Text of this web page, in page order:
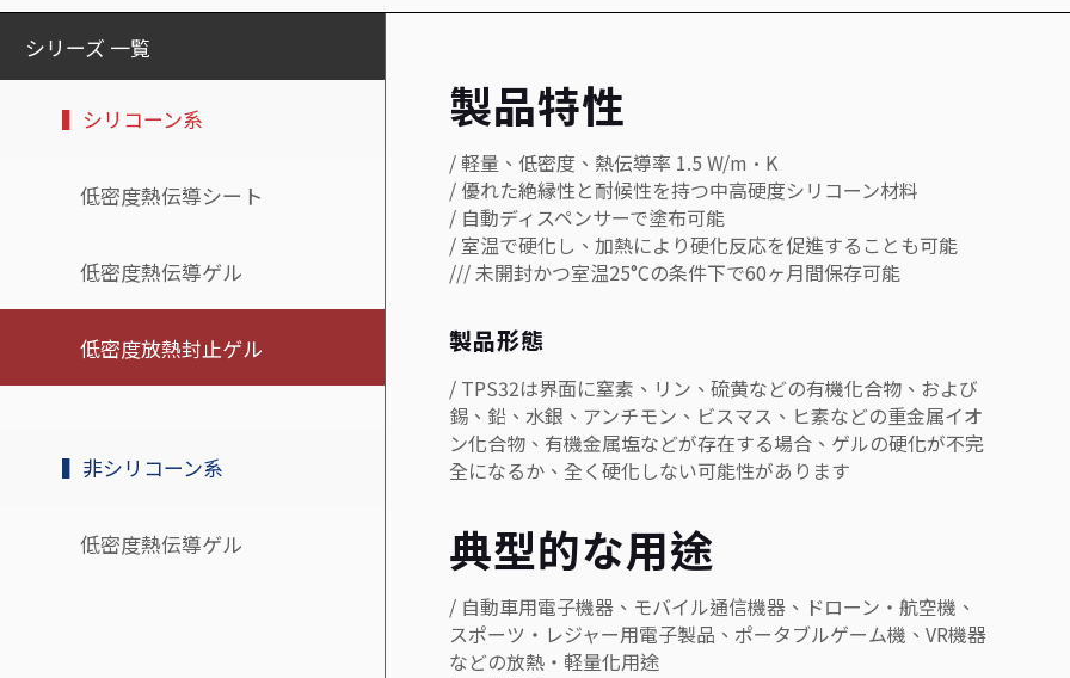
シリーズ 一覧
▍シリコーン系
低密度熱伝導シート
低密度熱伝導ゲル
低密度放熱封止ゲル
▍非シリコーン系
低密度熱伝導ゲル
製品特性
/ 軽量、低密度、熱伝導率 1.5 W/m·K
/ 優れた絶縁性と耐候性を持つ中高硬度シリコーン材料
/ 自動ディスペンサーで塗布可能
/ 室温で硬化し、加熱により硬化反応を促進することも可能
/// 未開封かつ室温25°Cの条件下で60ヶ月間保存可能
製品形態
/ TPS32は界面に窒素、リン、硫黄などの有機化合物、および
錫、鉛、水銀、アンチモン、ビスマス、ヒ素などの重金属イオ
ン化合物、有機金属塩などが存在する場合、ゲルの硬化が不完
全になるか、全く硬化しない可能性があります
典型的な用途
/ 自動車用電子機器、モバイル通信機器、ドローン・航空機、
スポーツ・レジャー用電子製品、ポータブルゲーム機、VR機器
などの放熱・軽量化用途